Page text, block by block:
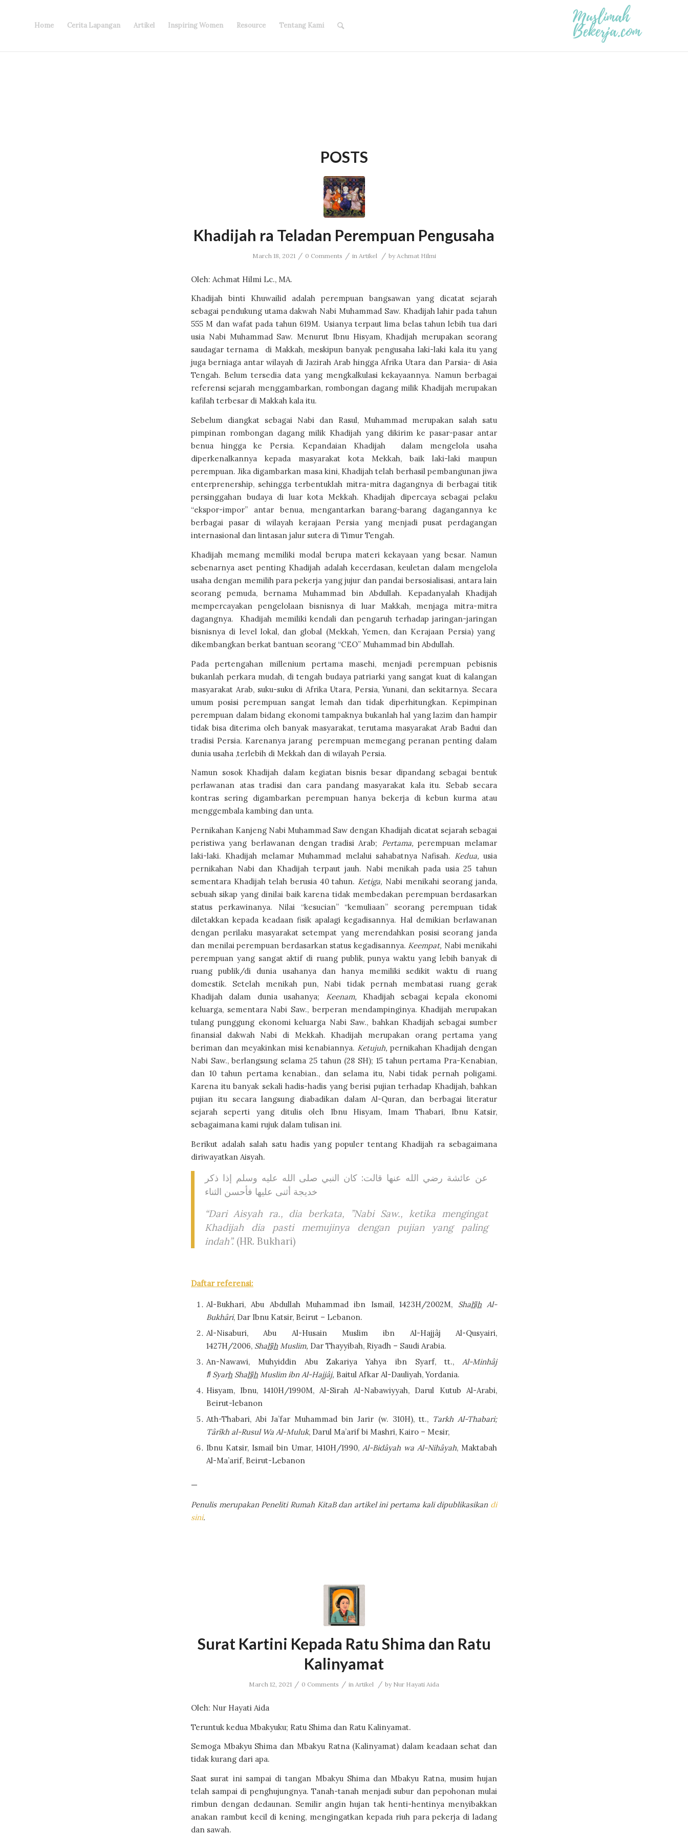
Home Cerita Lapangan Artikel Inspiring Women Resource Tentang Kami
POSTS
Khadijah ra Teladan Perempuan Pengusaha
March 18, 2021 / 0 Comments / in Artikel / by Achmat Hilmi
Oleh: Achmat Hilmi Lc., MA.
Khadijah binti Khuwailid adalah perempuan bangsawan yang dicatat sejarah
sebagai pendukung utama dakwah Nabi Muhammad Saw. Khadijah lahir pada tahun
555 M dan wafat pada tahun 619M. Usianya terpaut lima belas tahun lebih tua dari
usia Nabi Muhammad Saw. Menurut Ibnu Hisyam, Khadijah merupakan seorang
saudagar ternama di Makkah, meskipun banyak pengusaha laki-laki kala itu yang
juga berniaga antar wilayah di Jazirah Arab hingga Afrika Utara dan Parsia- di Asia
Tengah. Belum tersedia data yang mengkalkulasi kekayaannya. Namun berbagai
referensi sejarah menggambarkan, rombongan dagang milik Khadijah merupakan
kafilah terbesar di Makkah kala itu.
Sebelum diangkat sebagai Nabi dan Rasul, Muhammad merupakan salah satu
pimpinan rombongan dagang milik Khadijah yang dikirim ke pasar-pasar antar
benua hingga ke Persia. Kepandaian Khadijah dalam mengelola usaha
diperkenalkannya kepada masyarakat kota Mekkah, baik laki-laki maupun
perempuan. Jika digambarkan masa kini, Khadijah telah berhasil pembangunan jiwa
enterprenership, sehingga terbentuklah mitra-mitra dagangnya di berbagai titik
persinggahan budaya di luar kota Mekkah. Khadijah dipercaya sebagai pelaku
“ekspor-impor” antar benua, mengantarkan barang-barang dagangannya ke
berbagai pasar di wilayah kerajaan Persia yang menjadi pusat perdagangan
internasional dan lintasan jalur sutera di Timur Tengah.
Khadijah memang memiliki modal berupa materi kekayaan yang besar. Namun
sebenarnya aset penting Khadijah adalah kecerdasan, keuletan dalam mengelola
usaha dengan memilih para pekerja yang jujur dan pandai bersosialisasi, antara lain
seorang pemuda, bernama Muhammad bin Abdullah. Kepadanyalah Khadijah
mempercayakan pengelolaan bisnisnya di luar Makkah, menjaga mitra-mitra
dagangnya. Khadijah memiliki kendali dan pengaruh terhadap jaringan-jaringan
bisnisnya di level lokal, dan global (Mekkah, Yemen, dan Kerajaan Persia) yang
dikembangkan berkat bantuan seorang “CEO” Muhammad bin Abdullah.
Pada pertengahan millenium pertama masehi, menjadi perempuan pebisnis
bukanlah perkara mudah, di tengah budaya patriarki yang sangat kuat di kalangan
masyarakat Arab, suku-suku di Afrika Utara, Persia, Yunani, dan sekitarnya. Secara
umum posisi perempuan sangat lemah dan tidak diperhitungkan. Kepimpinan
perempuan dalam bidang ekonomi tampaknya bukanlah hal yang lazim dan hampir
tidak bisa diterima oleh banyak masyarakat, terutama masyarakat Arab Badui dan
tradisi Persia. Karenanya jarang perempuan memegang peranan penting dalam
dunia usaha ,terlebih di Mekkah dan di wilayah Persia.
Namun sosok Khadijah dalam kegiatan bisnis besar dipandang sebagai bentuk
perlawanan atas tradisi dan cara pandang masyarakat kala itu. Sebab secara
kontras sering digambarkan perempuan hanya bekerja di kebun kurma atau
menggembala kambing dan unta.
Pernikahan Kanjeng Nabi Muhammad Saw dengan Khadijah dicatat sejarah sebagai
peristiwa yang berlawanan dengan tradisi Arab; Pertama, perempuan melamar
laki-laki. Khadijah melamar Muhammad melalui sahabatnya Nafisah. Kedua, usia
pernikahan Nabi dan Khadijah terpaut jauh. Nabi menikah pada usia 25 tahun
sementara Khadijah telah berusia 40 tahun. Ketiga, Nabi menikahi seorang janda,
sebuah sikap yang dinilai baik karena tidak membedakan perempuan berdasarkan
status perkawinanya. Nilai “kesucian” “kemuliaan” seorang perempuan tidak
diletakkan kepada keadaan fisik apalagi kegadisannya. Hal demikian berlawanan
dengan perilaku masyarakat setempat yang merendahkan posisi seorang janda
dan menilai perempuan berdasarkan status kegadisannya. Keempat, Nabi menikahi
perempuan yang sangat aktif di ruang publik, punya waktu yang lebih banyak di
ruang publik/di dunia usahanya dan hanya memiliki sedikit waktu di ruang
domestik. Setelah menikah pun, Nabi tidak pernah membatasi ruang gerak
Khadijah dalam dunia usahanya; Keenam, Khadijah sebagai kepala ekonomi
keluarga, sementara Nabi Saw., berperan mendampinginya. Khadijah merupakan
tulang punggung ekonomi keluarga Nabi Saw., bahkan Khadijah sebagai sumber
finansial dakwah Nabi di Mekkah. Khadijah merupakan orang pertama yang
beriman dan meyakinkan misi kenabiannya. Ketujuh, pernikahan Khadijah dengan
Nabi Saw., berlangsung selama 25 tahun (28 SH); 15 tahun pertama Pra-Kenabian,
dan 10 tahun pertama kenabian., dan selama itu, Nabi tidak pernah poligami.
Karena itu banyak sekali hadis-hadis yang berisi pujian terhadap Khadijah, bahkan
pujian itu secara langsung diabadikan dalam Al-Quran, dan berbagai literatur
sejarah seperti yang ditulis oleh Ibnu Hisyam, Imam Thabari, Ibnu Katsir,
sebagaimana kami rujuk dalam tulisan ini.
Berikut adalah salah satu hadis yang populer tentang Khadijah ra sebagaimana
diriwayatkan Aisyah.
عن عائشة رضي الله عنها قالت: كان النبي صلى الله عليه وسلم إذا ذكر
خديجة أثنى عليها فأحسن الثناء
“Dari Aisyah ra., dia berkata, ”Nabi Saw., ketika mengingat
Khadijah dia pasti memujinya dengan pujian yang paling
indah”. (HR. Bukhari)
Daftar referensi:
Al-Bukhari, Abu Abdullah Muhammad ibn Ismail, 1423H/2002M, ShahȋhAl-
Bukhâri, Dar Ibnu Katsir, Beirut – Lebanon.
Al-Nisaburi, Abu Al-Husain Muslim ibn Al-Hajjâj Al-Qusyairi,
1427H/2006, ShahȋhMuslim, Dar Thayyibah, Riyadh – Saudi Arabia.
An-Nawawi, Muhyiddin Abu Zakariya Yahya ibn Syarf, tt., Al-Minhâj
fȋ SyarhShahȋhMuslim ibn Al-Hajjâj, Baitul Afkar Al-Dauliyah, Yordania.
Hisyam, Ibnu, 1410H/1990M, Al-Sirah Al-Nabawiyyah, Darul Kutub Al-Arabi,
Beirut-lebanon
Ath-Thabari, Abi Ja’far Muhammad bin Jarir (w. 310H), tt., Tarkh Al-Thabari;
Târîkh al-Rusul Wa Al-Muluk, Darul Ma’arif bi Mashri, Kairo – Mesir,
Ibnu Katsir, Ismail bin Umar, 1410H/1990, Al-Bidâyah wa Al-Nihâyah, Maktabah
Al-Ma’arif, Beirut-Lebanon
—
Penulis merupakan Peneliti Rumah KitaB dan artikel ini pertama kali dipublikasikan di
sini.
Surat Kartini Kepada Ratu Shima dan Ratu
Kalinyamat
March 12, 2021 / 0 Comments / in Artikel / by Nur Hayati Aida
Oleh: Nur Hayati Aida
Teruntuk kedua Mbakyuku; Ratu Shima dan Ratu Kalinyamat.
Semoga Mbakyu Shima dan Mbakyu Ratna (Kalinyamat) dalam keadaan sehat dan
tidak kurang dari apa.
Saat surat ini sampai di tangan Mbakyu Shima dan Mbakyu Ratna, musim hujan
telah sampai di penghujungnya. Tanah-tanah menjadi subur dan pepohonan mulai
rimbun dengan dedaunan. Semilir angin hujan tak henti-hentinya menyibakkan
anakan rambut kecil di kening, mengingatkan kepada riuh para pekerja di ladang
dan sawah.